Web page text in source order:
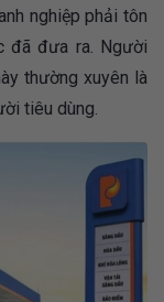
nghiệp phải tôn
đã đưa ra. Người
thường xuyên là
tiêu dùng.